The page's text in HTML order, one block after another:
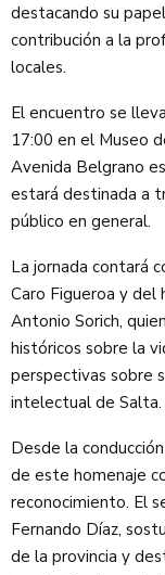
destacando su
contribución a la
locales.
El encuentro se
17:00 en el Museo
Avenida Belgrano
estará destinada a
público en general.
La jornada contará
Caro Figueroa y
Antonio Sorich,
históricos sobre la
perspectivas sobre
intelectual de Salta.
Desde la
de este homenaje
reconocimiento. El
Fernando Díaz,
de la provincia y